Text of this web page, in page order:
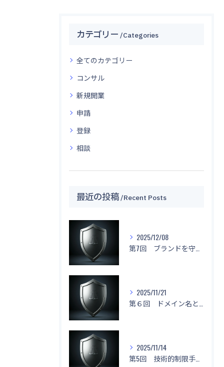
カテゴリー Categories
全てのカテゴリー
コンサル
新規開業
申請
登録
相談
最近の投稿 Recent Posts
2025/12/08
2025/11/21
2025/11/14